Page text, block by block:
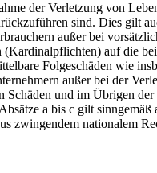
der Verletzung von
sind. Dies gilt
außer bei
auf die
Folgeschäden wie
außer bei der
Schäden und im Übrigen
a bis c gilt
zwingendem nationalem